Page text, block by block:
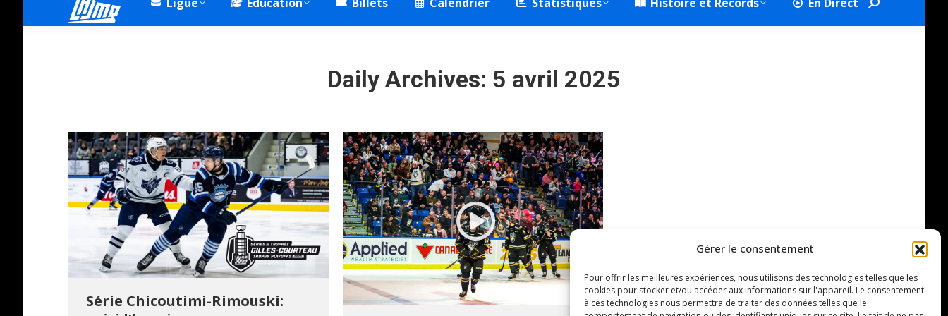
Gérer le consentement
Pour offrir les meilleures expériences, nous utilisons des technologies telles que les
cookies pour stocker et/ou accéder aux informations sur l'appareil. Le consentement
à ces technologies nous permettra de traiter des données telles que le
Search:
Daily Archives: 5 avril 2025
Série Chicoutimi-Rimouski: